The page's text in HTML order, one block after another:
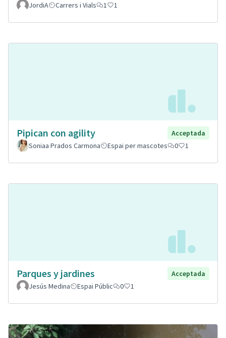
JordiA Carrers i Vials 1 1
Pipican con agility
Acceptada
Soniaa Prados Carmona
Espai per mascotes 0 1
Parques y jardines
Acceptada
Jesús Medina
Espai Públic 0 1